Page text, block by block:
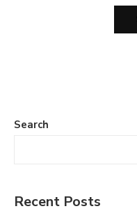
Search
Recent Posts